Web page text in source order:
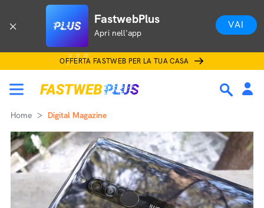
FastwebPlus
Apri nell'app
VAI
OFFERTA FASTWEB PER LA TUA CASA
Home Digital Magazine